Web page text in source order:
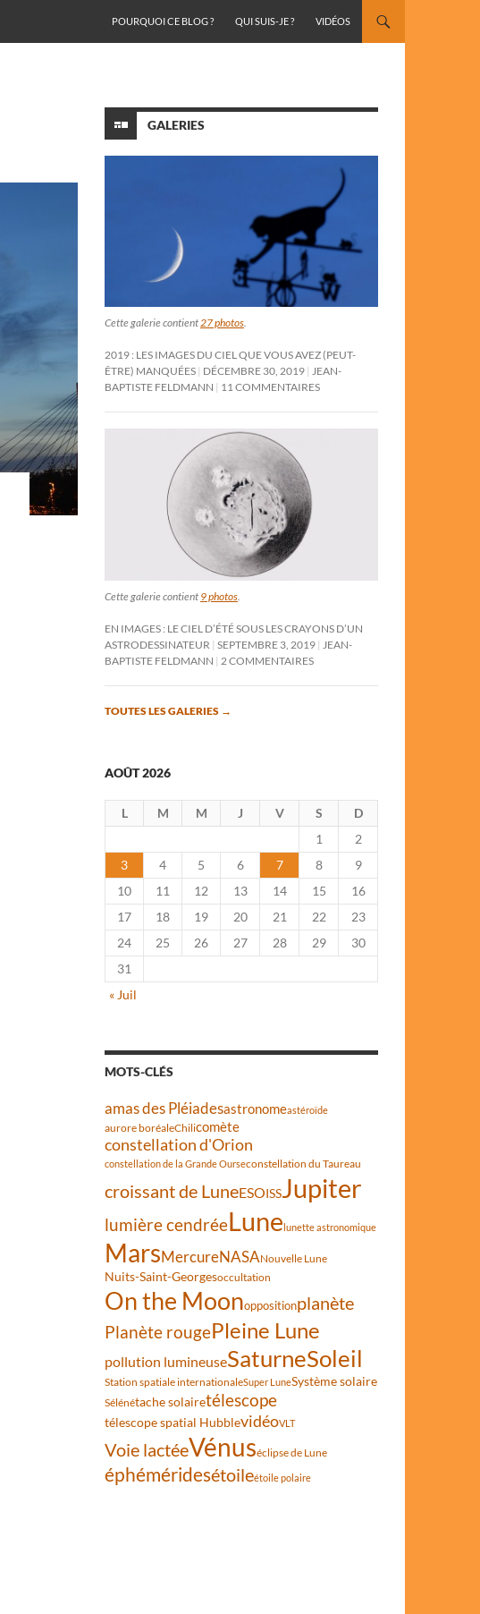
POURQUOI CE BLOG ?
QUI SUIS-JE ? VIDÉOS
GALERIES
Cette galerie contient27 photos.
2019 : LES IMAGES DU CIEL QUE VOUS AVEZ (PEUT-
ÊTRE) MANQUÉES DÉCEMBRE 30, 2019 JEAN-
BAPTISTE FELDMANN
11 COMMENTAIRES
Cette galerie contient 9 photos
EN IMAGES : LE CIEL D’ÉTÉ SOUS LES CRAYONS D’UN
ASTRODESSINATEUR SEPTEMBRE 3, 2019
JEAN-
BAPTISTE FELDMANN
2 COMMENTAIRES
TOUTES LES GALERIES →
AOÛT 2026
L M M J V S
D
1
2
3
4 5 6 7 8
9
10
11 12 13 14 15
16
17
18 19 20 21 22
23
24
25 26 27 28 29
30
31
« Juil
MOTS-CLÉS
amas des Pléiadesastronomeastéroïde
aurore boréaleChilicomète
constellation d'Orion
constellation de la Grande Ourseconstellation du Taureau
croissant de LuneESOISSJupiter
lumière cendréeLunelunette astronomique
MarsMercureNASANouvelle Lune
Nuits-Saint-Georgesoccultation
On the Moonoppositionplanète
Planète rougePleine Lune
pollution lumineuseSaturneSoleil
Station spatiale internationaleSuper LuneSystème solaire
Sélénétache solairetélescope
télescope spatial HubblevidéoVLT
Voie lactéeVénuséclipse de Lune
éphéméridesétoileétoile polaire